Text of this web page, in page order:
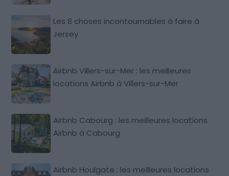
Les 8 choses incontournables à faire à
Jersey
Airbnb Villers-sur-Mer : les meilleures
locations Airbnb à Villers-sur-Mer
Airbnb Cabourg : les meilleures locations
Airbnb à Cabourg
Airbnb Houlgate : les meilleures locations